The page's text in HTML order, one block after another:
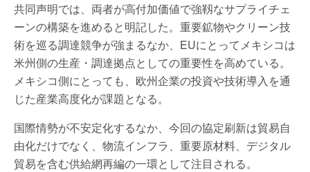
共同声明では、両者が高付加価値で強靱なサプライチェ
ーンの構築を進めると明記した。重要鉱物やクリーン技
術を巡る調達競争が強まるなか、EUにとってメキシコは
米州側の生産・調達拠点としての重要性を高めている。
メキシコ側にとっても、欧州企業の投資や技術導入を通
じた産業高度化が課題となる。
国際情勢が不安定化するなか、今回の協定刷新は貿易自
由化だけでなく、物流インフラ、重要原材料、デジタル
貿易を含む供給網再編の一環として注目される。